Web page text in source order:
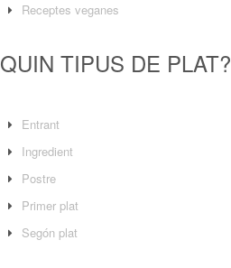
Receptes veganes
QUIN TIPUS DE PLAT?
Entrant
Ingredient
Postre
Primer plat
Segón plat